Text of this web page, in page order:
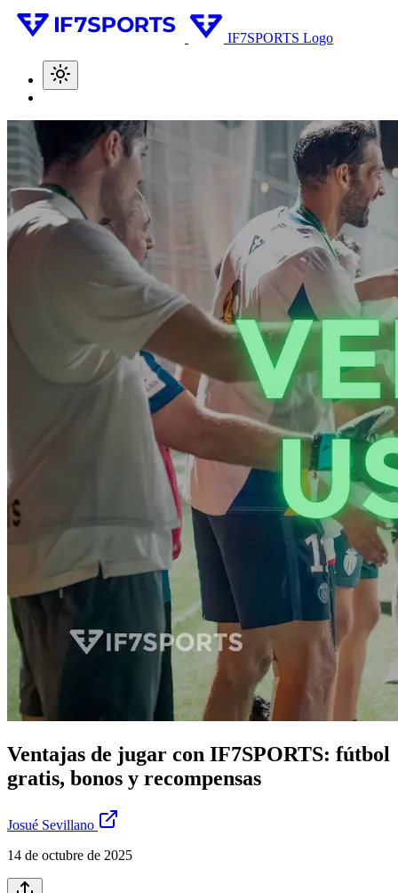
IF7SPORTS Logo
Ventajas de jugar con IF7SPORTS: fútbol
gratis, bonos y recompensas
Josué Sevillano
14 de octubre de 2025